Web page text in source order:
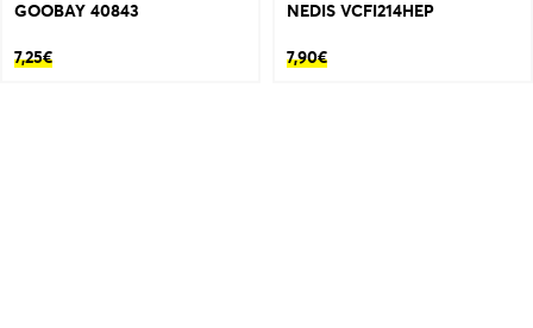
GOOBAY 40843
7,25€
NEDIS VCFI214HEP
7,90€